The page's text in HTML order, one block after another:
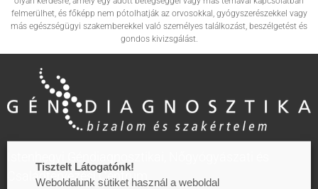
felmerülhet, és főképp nem pótolhatják az orvosokkal, gyógyszerészekkel vagy
más egészségügyi szakemberekkel való személyes találkozást, beszélgetést és
gondos kivizsgálást.
Családtervezési Centrum
Tisztelt Látogatónk!
Weboldalunk sütiket használ a weboldal